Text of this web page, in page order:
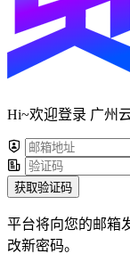
Hi~欢迎登录 广州
获取验证码
平台将向您的邮箱
改新密码。